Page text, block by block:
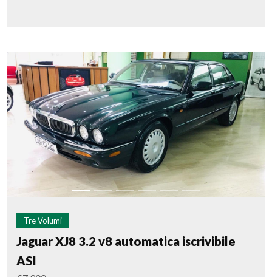
Tre Volumi
Jaguar XJ8 3.2 v8 automatica iscrivibile
ASI